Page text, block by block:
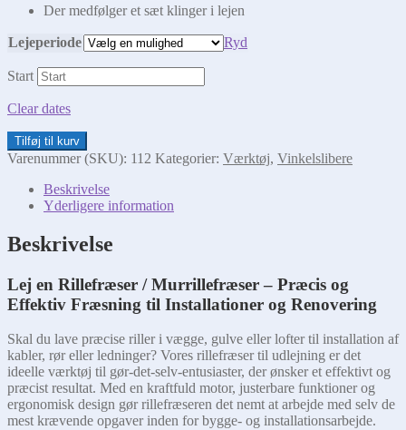
Der medfølger et sæt klinger i lejen
Lejeperiode Ryd
Start
Clear dates
Rillefræser
antal
Tilføj til kurv
Varenummer (SKU): 112 Kategorier: Værktøj, Vinkelslibere
Beskrivelse
Yderligere information
Beskrivelse
Lej en Rillefræser / Murrillefræser – Præcis og
Effektiv Fræsning til Installationer og Renovering
Skal du lave præcise riller i vægge, gulve eller lofter til installation af
kabler, rør eller ledninger? Vores rillefræser til udlejning er det
ideelle værktøj til gør-det-selv-entusiaster, der ønsker et effektivt og
præcist resultat. Med en kraftfuld motor, justerbare funktioner og
ergonomisk design gør rillefræseren det nemt at arbejde med selv de
mest krævende opgaver inden for bygge- og installationsarbejde.